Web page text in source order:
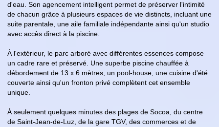
d'eau. Son agencement intelligent permet de préserver l'intimité
de chacun grâce à plusieurs espaces de vie distincts, incluant une
suite parentale, une aile familiale indépendante ainsi qu'un studio
avec accès direct à la piscine.
À l'extérieur, le parc arboré avec différentes essences compose
un cadre rare et préservé. Une superbe piscine chauffée à
débordement de 13 x 6 mètres, un pool-house, une cuisine d'été
couverte ainsi qu'un fronton privé complètent cet ensemble
unique.
À seulement quelques minutes des plages de Socoa, du centre
de Saint-Jean-de-Luz, de la gare TGV, des commerces et de